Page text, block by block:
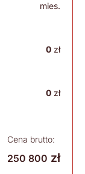
mies.
0 zł
0 zł
Cena brutto:
250 800 zł